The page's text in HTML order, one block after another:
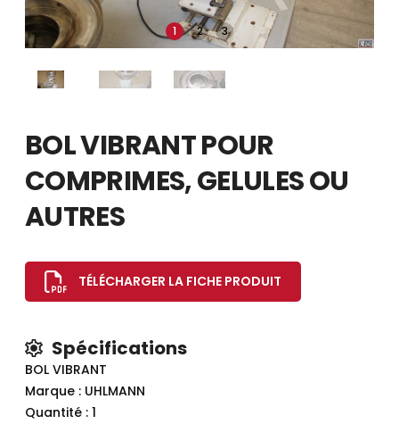
1 2 3
BOL VIBRANT POUR
COMPRIMES, GELULES OU
AUTRES
TÉLÉCHARGER LA FICHE PRODUIT
Spécifications
BOL VIBRANT
Marque : UHLMANN
Quantité : 1